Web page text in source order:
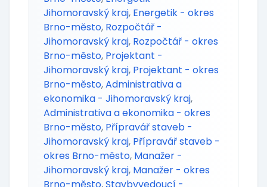
Jihomoravský kraj, Energetik - okres
Brno-město, Rozpočtář -
Jihomoravský kraj, Rozpočtář - okres
Brno-město, Projektant -
Jihomoravský kraj, Projektant - okres
Brno-město,Administrativa a
ekonomika - Jihomoravský kraj,
Administrativa a ekonomika - okres
Brno-město, Přípravář staveb -
Jihomoravský kraj, Přípravář staveb -
okres Brno-město, Manažer -
Jihomoravský kraj, Manažer - okres